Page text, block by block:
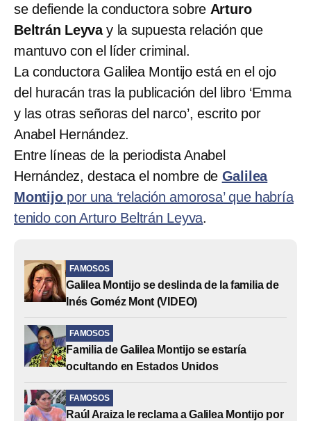
se defiende la conductora sobre Arturo
Beltrán Leyvay la supuesta relación que
mantuvo con el líder criminal.
La conductora Galilea Montijo está en el ojo
del huracán tras la publicación del libro ‘Emma
y las otras señoras del narco’, escrito por
Anabel Hernández.
Entre líneas de la periodista Anabel
Hernández, destaca el nombre de Galilea
Montijopor una ‘relación amorosa’ que habría
tenido con Arturo Beltrán Leyva.
FAMOSOS
Galilea Montijo se deslinda de la familia de
Inés Goméz Mont (VIDEO)
FAMOSOS
Familia de Galilea Montijo se estaría
ocultando en Estados Unidos
FAMOSOS
Raúl Araiza le reclama a Galilea Montijo por